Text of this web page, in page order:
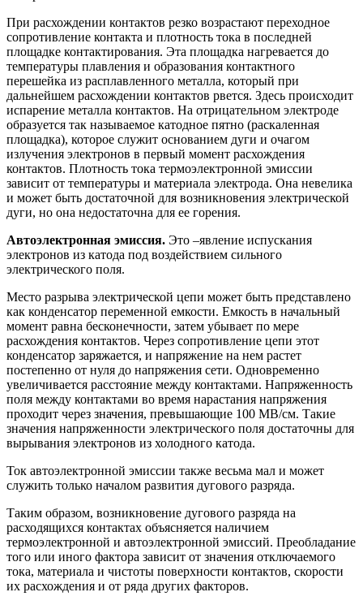
При расхождении контактов резко возрастают переходное
сопротивление контакта и плотность тока в последней
площадке контактирования. Эта площадка нагревается до
температуры плавления и образования контактного
перешейка из расплавленного металла, который при
дальнейшем расхождении контактов рвется. Здесь происходит
испарение металла контактов. На отрицательном электроде
образуется так назы­ваемое катодное пятно (раскаленная
площадка), которое служит основа­нием дуги и очагом
излучения элект­ронов в первый момент расхождения
контактов. Плотность тока термо­электронной эмиссии
зависит от тем­пературы и материала электрода. Она невелика
и может быть достаточной для возникновения электрической
ду­ги, но она недостаточна для ее го­рения.
Автоэлектронная эмиссия. Это –явление испускания
электронов из ка­тода под воздействием сильного
электрического поля.
Место разрыва электрической цепи может быть представлено
как конден­сатор переменной емкости. Емкость в начальный
момент равна бесконеч­ности, затем убывает по мере
расхождения контактов. Через сопротивление цепи этот
конденсатор заряжается, и напряжение на нем растет
постепенно от нуля до напряжения сети. Одновременно
увеличивается расстояние между контактами. Напряженность
поля между контактами во время нарастания напряжения
проходит через значения, превышающие 100 МВ/см. Такие
значения напряженности электрического поля достаточны для
вырывания электронов из холодного катода.
Ток автоэлектронной эмиссии также весьма мал и может
служить только началом развития дугового разряда.
Таким образом, возникновение дугового разряда на
расходящихся контак­тах объясняется наличием
термоэлектронной и автоэлектронной эмиссий. Преобладание
того или иного фактора зависит от значения отключаемого
тока, материала и чистоты поверхности контактов, скорости
их расхождения и от ряда других факторов.